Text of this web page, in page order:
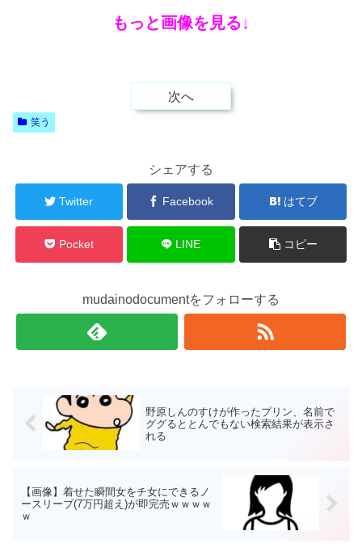
もっと画像を見る↓
次へ
笑う
シェアする
Twitter Facebook はてブ
Pocket LINE コピー
mudainodocumentをフォローする
野原しんのすけが作ったプリン、名前で
ググるととんでもない検索結果が表示さ
れる
【画像】着せた瞬間女をチ女にできるノ
ースリーブ(7万円超え)が即完売ｗｗｗｗ
ｗ